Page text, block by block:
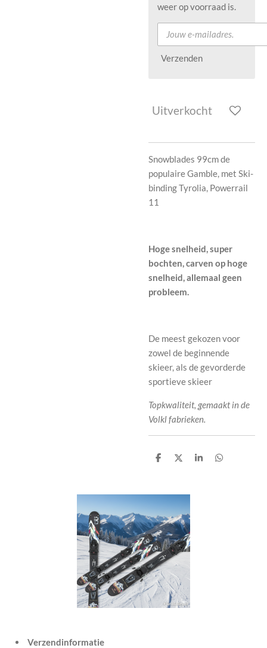
weer op voorraad is.
Verzenden
Uitverkocht
Snowblades 99cm de
populaire Gamble, met Ski-
binding Tyrolia, Powerrail
11
Hoge snelheid, super
bochten, carven op hoge
snelheid, allemaal geen
probleem.
De meest gekozen voor
zowel de beginnende
skieer, als de gevorderde
sportieve skieer
Topkwaliteit, gemaakt in de
Volkl fabrieken.
D
n
D
S
D
Verzendinformatie